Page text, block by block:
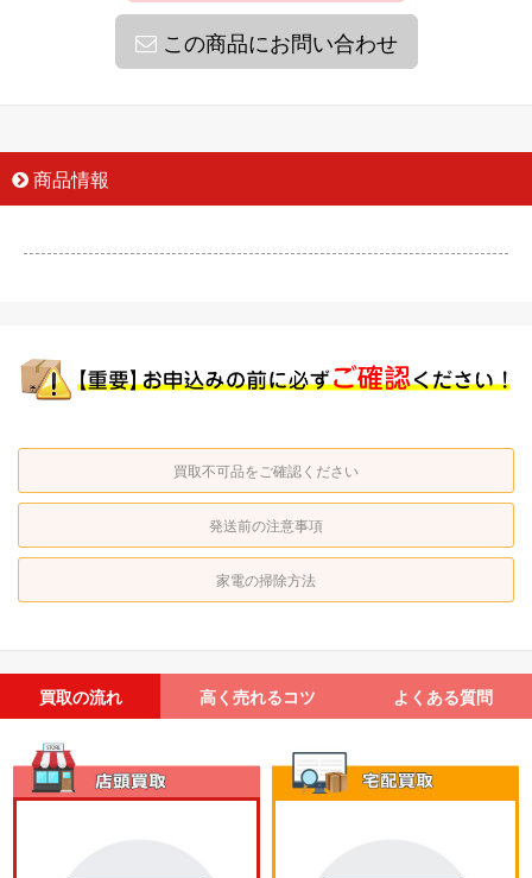
この商品にお問い合わせ
商品情報
買取不可品をご確認ください
発送前の注意事項
家電の掃除方法
買取の流れ 高く売れるコツ よくある質問